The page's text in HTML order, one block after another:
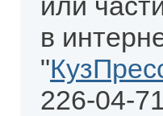
в
"
226-04-